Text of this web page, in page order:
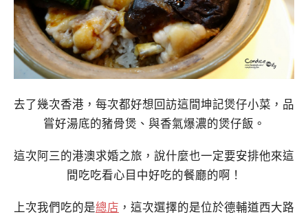
去了幾次香港，每次都好想回訪這間坤記煲仔小菜，品
嘗好湯底的豬骨煲、與香氣爆濃的煲仔飯。
這次阿三的港澳求婚之旅，說什麼也一定要安排他來這
間吃吃看心目中好吃的餐廳的啊！
上次我們吃的是總店 ，這次選擇的是位於德輔道西大路